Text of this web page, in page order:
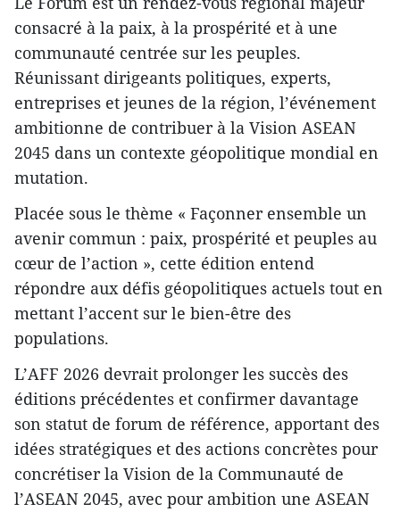
consacré à la paix, à la prospérité et à une
communauté centrée sur les peuples.
Réunissant dirigeants politiques, experts,
entreprises et jeunes de la région, l’événement
ambitionne de contribuer à la Vision ASEAN
2045 dans un contexte géopolitique mondial en
mutation.
Placée sous le thème « Façonner ensemble un
avenir commun : paix, prospérité et peuples au
cœur de l’action », cette édition entend
répondre aux défis géopolitiques actuels tout en
mettant l’accent sur le bien-être des
populations.
L’AFF 2026 devrait prolonger les succès des
éditions précédentes et confirmer davantage
son statut de forum de référence, apportant des
idées stratégiques et des actions concrètes pour
concrétiser la Vision de la Communauté de
l’ASEAN 2045, avec pour ambition une ASEAN